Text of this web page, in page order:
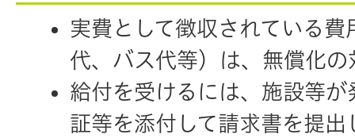
実費として徴収されている
代、バス代等）は、無償化
給付を受けるには、施設等
証等を添付して請求書を提